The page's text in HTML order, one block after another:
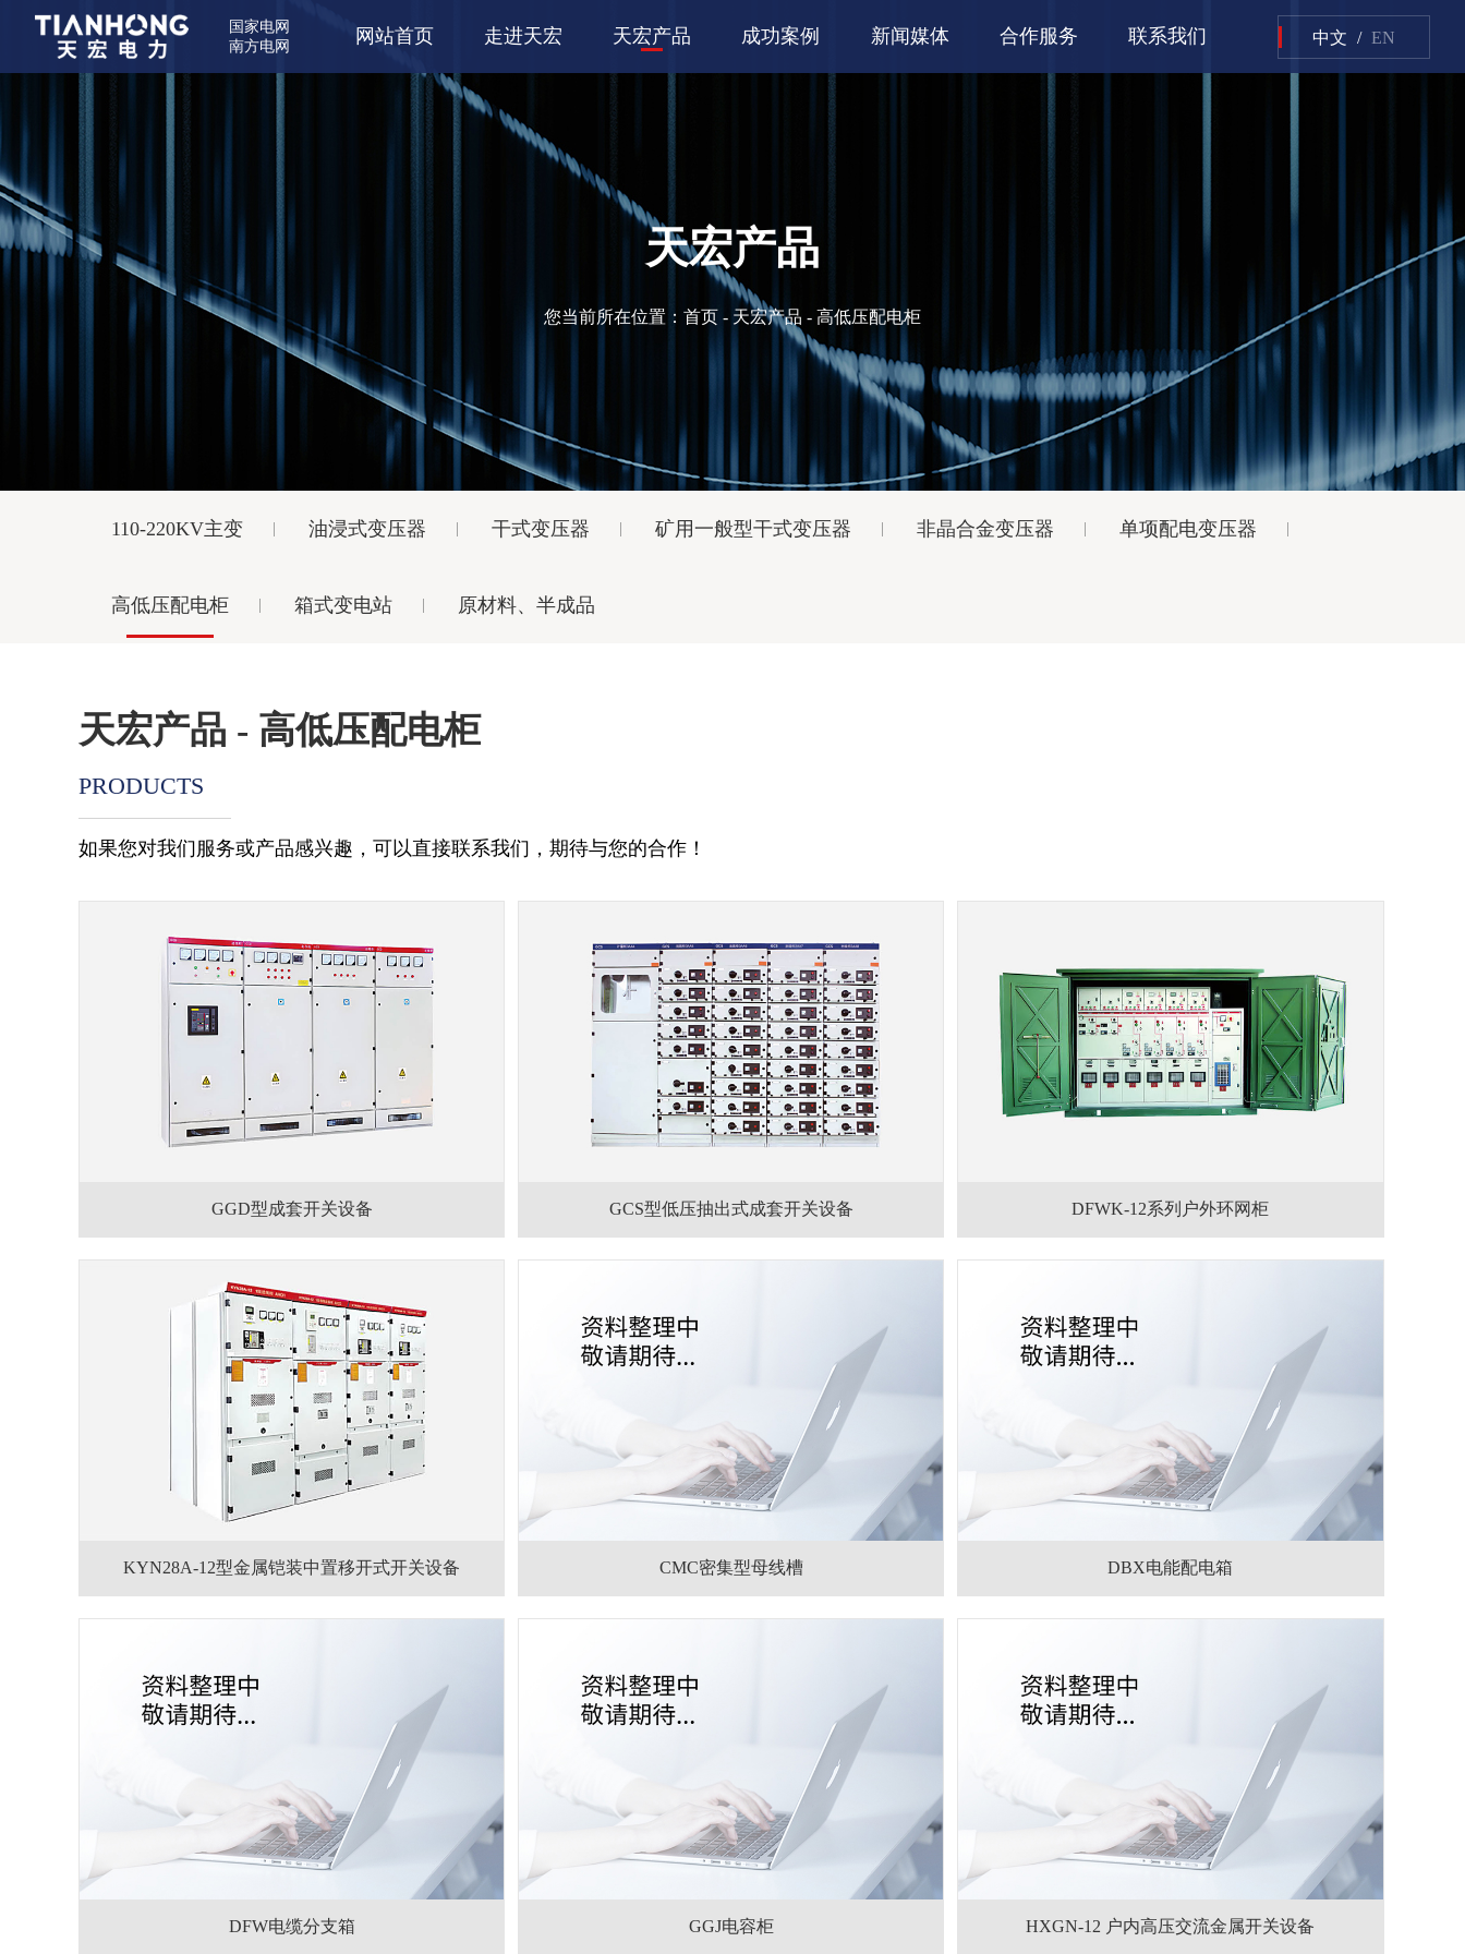
国家电网
南方电网
网站首页 走进天宏 天宏产品 成功案例 新闻媒体 合作服务 联系我们 中文 / EN
天宏产品
您当前所在位置： 首页 - 天宏产品 - 高低压配电柜
110-220KV主变 油浸式变压器 干式变压器 矿用一般型干式变压器 非晶合金变压器 单项配电变压器
高低压配电柜 箱式变电站 原材料、半成品
天宏产品 - 高低压配电柜
PRODUCTS
如果您对我们服务或产品感兴趣，可以直接联系我们，期待与您的合作！
GGD型成套开关设备 GCS型低压抽出式成套开关设备 DFWK-12系列户外环网柜
KYN28A-12型金属铠装中置移开式开关设备 CMC密集型母线槽 DBX电能配电箱
DFW电缆分支箱 GGJ电容柜 HXGN-12 户内高压交流金属开关设备